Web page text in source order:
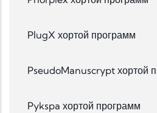
PlugX хортой программ
PseudoManuscrypt хортой
Pykspa хортой программ